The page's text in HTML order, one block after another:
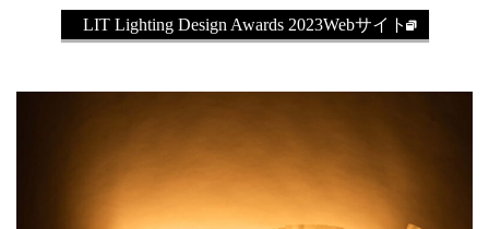
LIT Lighting Design Awards 2023Webサイト